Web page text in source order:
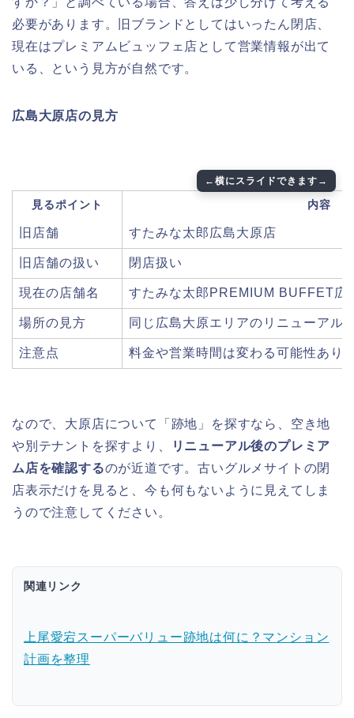
必要があります。旧ブランドとしてはいったん閉店、
現在はプレミアムビュッフェ店として営業情報が出て
いる、という見方が自然です。
広島大原店の見方
見るポイント 内容
旧店舗 すたみな太郎広島大原店
旧店舗の扱い 閉店扱い
現在の店舗名 すたみな太郎PREMIUM BUFFET広
場所の見方 同じ広島大原エリアのリニューアル
注意点 料金や営業時間は変わる可能性あり
なので、大原店について「跡地」を探すなら、空き地
や別テナントを探すより、
リニューアル後のプレミア
ム店を確認するのが近道です。古いグルメサイトの閉
店表示だけを見ると、今も何もないように見えてしま
うので注意してください。
関連リンク
上尾愛宕スーパーバリュー跡地は何に？マンション
計画を整理